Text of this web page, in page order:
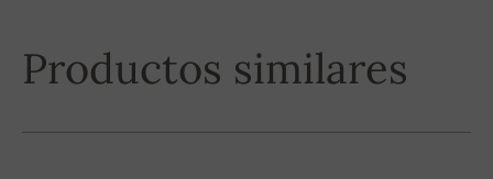
Productos similares